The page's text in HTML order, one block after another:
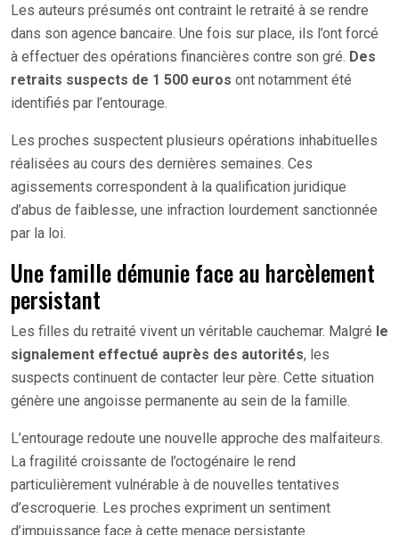
Les auteurs présumés ont contraint le retraité à se rendre
dans son agence bancaire. Une fois sur place, ils l’ont forcé
à effectuer des opérations financières contre son gré. Des
retraits suspects de 1 500 euros ont notamment été
identifiés par l’entourage.
Les proches suspectent plusieurs opérations inhabituelles
réalisées au cours des dernières semaines. Ces
agissements correspondent à la qualification juridique
d’abus de faiblesse, une infraction lourdement sanctionnée
par la loi.
Une famille démunie face au harcèlement
persistant
Les filles du retraité vivent un véritable cauchemar. Malgré le
signalement effectué auprès des autorités, les
suspects continuent de contacter leur père. Cette situation
génère une angoisse permanente au sein de la famille.
L’entourage redoute une nouvelle approche des malfaiteurs.
La fragilité croissante de l’octogénaire le rend
particulièrement vulnérable à de nouvelles tentatives
d’escroquerie. Les proches expriment un sentiment
d’impuissance face à cette menace persistante.